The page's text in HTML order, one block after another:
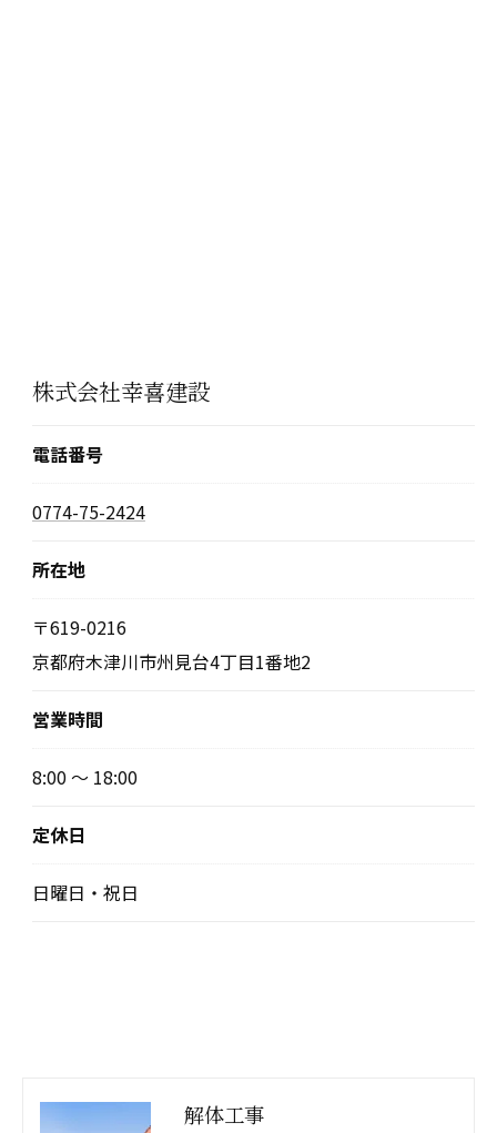
株式会社幸喜建設
電話番号
0774-75-2424
所在地
〒619-0216
京都府木津川市州見台4丁目1番地2
営業時間
8:00 〜 18:00
定休日
日曜日・祝日
解体工事